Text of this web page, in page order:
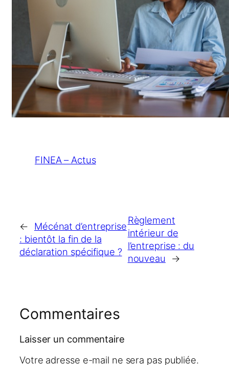
FINEA – Actus
←
Mécénat d’entreprise
: bientôt la fin de la
déclaration spécifique ?
Règlement
intérieur de
l’entreprise : du
nouveau
→
Commentaires
Laisser un commentaire
Votre adresse e-mail ne sera pas publiée.